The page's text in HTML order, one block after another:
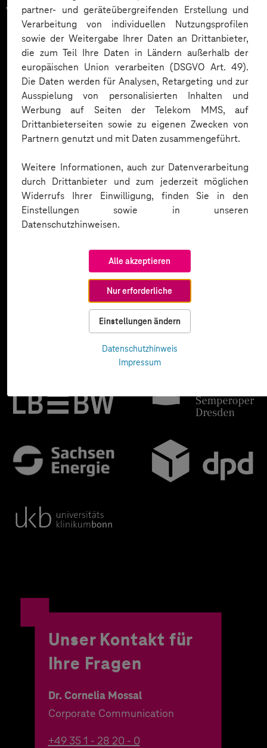
partner- und geräteübergreifenden Erstellung und
Verarbeitung von individuellen Nutzungsprofilen
sowie der Weitergabe Ihrer Daten an Drittanbieter,
die zum Teil Ihre Daten in Ländern außerhalb der
europäischen Union verarbeiten (DSGVO Art. 49).
Die Daten werden für Analysen, Retargeting und zur
Ausspielung von personalisierten Inhalten und
Werbung auf Seiten der Telekom MMS, auf
Drittanbieterseiten sowie zu eigenen Zwecken von
Partnern genutzt und mit Daten zusammengeführt.
Weitere Informationen, auch zur Datenverarbeitung
durch Drittanbieter und zum jederzeit möglichen
Widerrufs Ihrer Einwilligung, finden Sie in den
Einstellungen sowie in unseren
Datenschutzhinweisen.
Alle akzeptieren
Nur erforderliche
Einstellungen ändern
Datenschutzhinweis
Impressum
vertrauen auf unsere
Expertise. Hier eine Auswahl:
Unser Kontakt für
Ihre Fragen
Dr. Cornelia Mossal
Corporate Communication
+49 35 1 - 28 20 - 0